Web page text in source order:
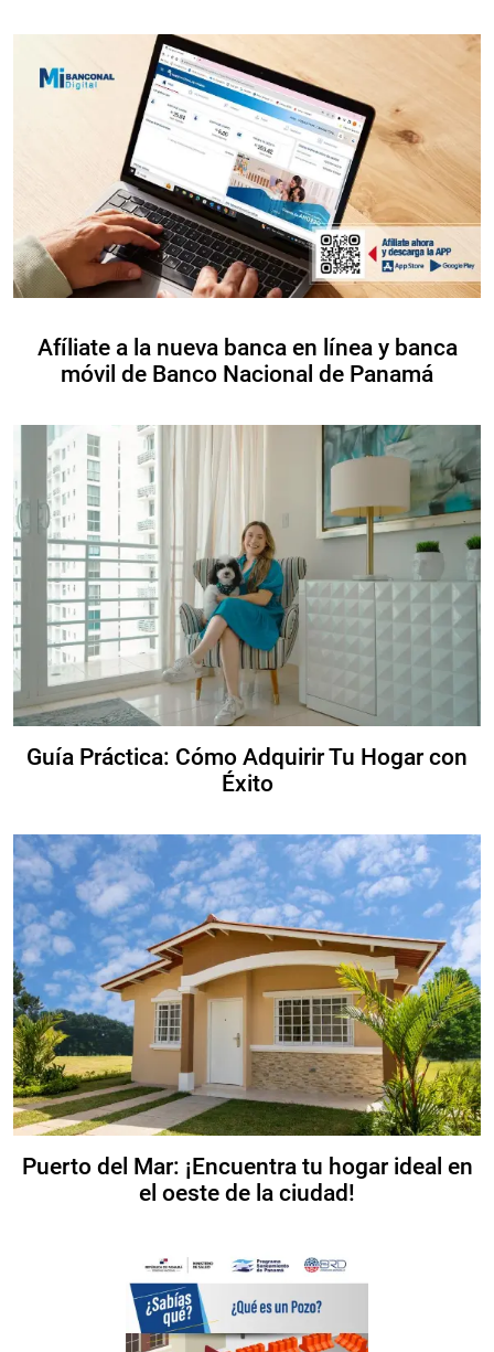
Afíliate a la nueva banca en línea y banca
móvil de Banco Nacional de Panamá
Guía Práctica: Cómo Adquirir Tu Hogar con
Éxito
Puerto del Mar: ¡Encuentra tu hogar ideal en
el oeste de la ciudad!